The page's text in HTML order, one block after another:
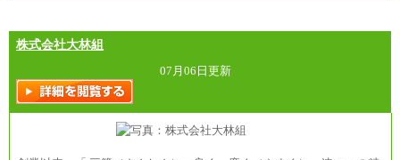
株式会社大林組
07月06日更新